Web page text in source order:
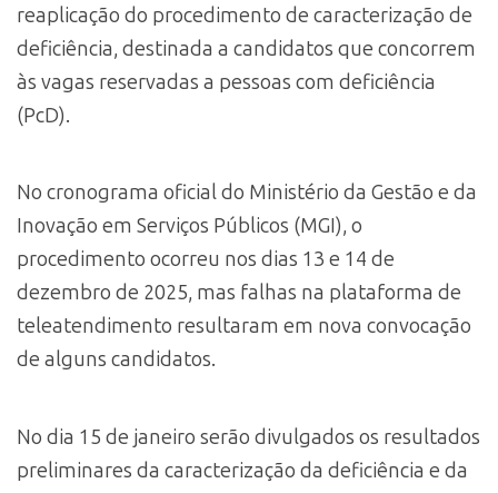
reaplicação do procedimento de caracterização de
deficiência, destinada a candidatos que concorrem
às vagas reservadas a pessoas com deficiência
(PcD).
No cronograma oficial do Ministério da Gestão e da
Inovação em Serviços Públicos (MGI), o
procedimento ocorreu nos dias 13 e 14 de
dezembro de 2025, mas falhas na plataforma de
teleatendimento resultaram em nova convocação
de alguns candidatos.
No dia 15 de janeiro serão divulgados os resultados
preliminares da caracterização da deficiência e da